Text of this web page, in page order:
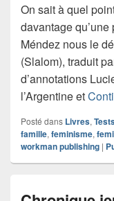
On sait à quel
davantage
Méndez nous le
(Slalom), traduit
d’annotations
l’Argentine et
Posté dans Livres,
famille, feminisme,
workman publishing |